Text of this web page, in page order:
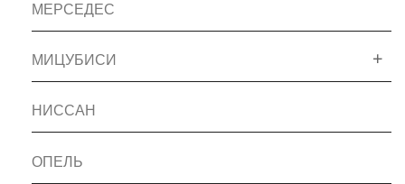
МЕРСЕДЕС
МИЦУБИСИ
НИССАН
ОПЕЛЬ